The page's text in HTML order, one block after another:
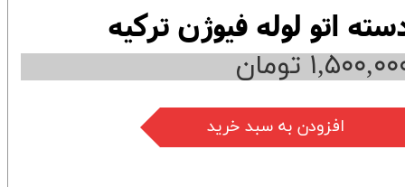
اتو لوله فیوژن ترکیه
تومان
افزودن به سبد خرید